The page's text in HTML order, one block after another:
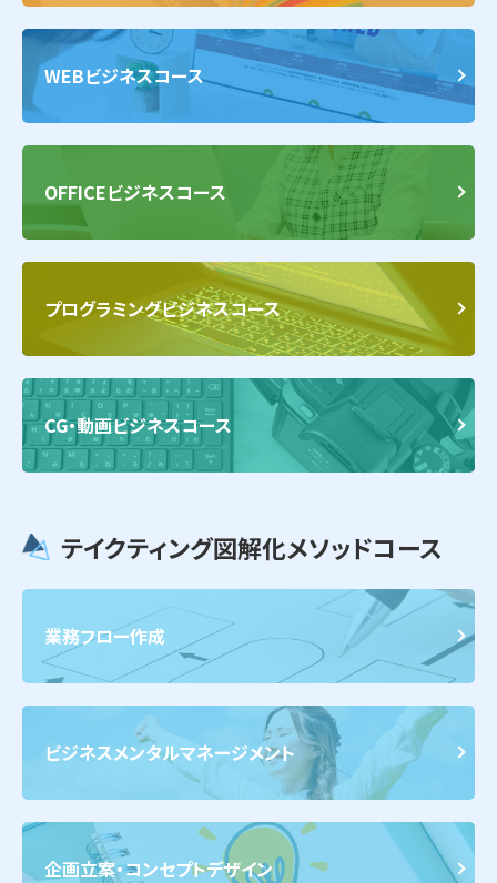
WEBビジネスコース
OFFICEビジネスコース
プログラミングビジネスコース
CG・動画ビジネスコース
テイクティング図解化メソッドコース
業務フロー作成
ビジネスメンタルマネージメント
企画立案・コンセプトデザイン